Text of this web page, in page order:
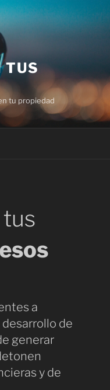
TUS
tu propiedad
a
de
generar
y de